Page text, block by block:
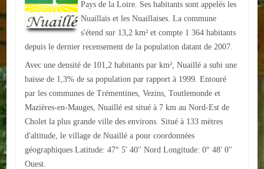
Social
Divers
Arrêtes en cours
ACTUALITÉS
Pays de la Loire. Ses habitants sont appelés les
Nuaillais et les Nuaillaises. La commune
s'étend sur 13,2 km² et compte 1 364 habitants
depuis le dernier recensement de la population datant de 2007.
Avec une densité de 101,2 habitants par km², Nuaillé a subi une
baisse de 1,3% de sa population par rapport à 1999. Entouré
par les communes de Trémentines, Vezins, Toutlemonde et
Mazières-en-Mauges, Nuaillé est situé à 7 km au Nord-Est de
Cholet la plus grande ville des environs. Situé à 133 mètres
d'altitude, le village de Nuaillé a pour coordonnées
géographiques Latitude: 47° 5' 40'' Nord Longitude: 0° 48' 0''
Ouest.